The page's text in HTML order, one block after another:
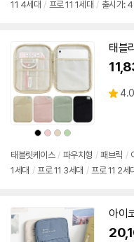
11 4세대 / 프로11 1세대 / 출시가:
상
품
색
상
상
품
색
상
상
품
상
상
품
색
상
태블
별
4.0
태블릿케이스 / 파우치형 / 패브릭 /
1세대 / 프로11 3세대 / 프로11 2세
아이